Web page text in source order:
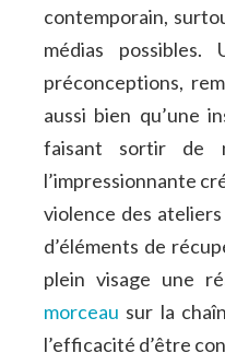
contemporain,
médias
préconceptions,
aussi bien qu’une
faisant sortir de
l’impressionnante
violence des
d’éléments de
plein visage une
morceau sur la
l’efficacité d’être